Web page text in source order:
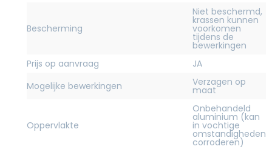
Bescherming
Niet beschermd,
krassen kunnen
voorkomen
tijdens de
bewerkingen
Prijs op aanvraag
JA
Mogelijke bewerkingen
Verzagen op
maat
Oppervlakte
Onbehandeld
aluminium (kan
in vochtige
omstandigheden
corroderen)